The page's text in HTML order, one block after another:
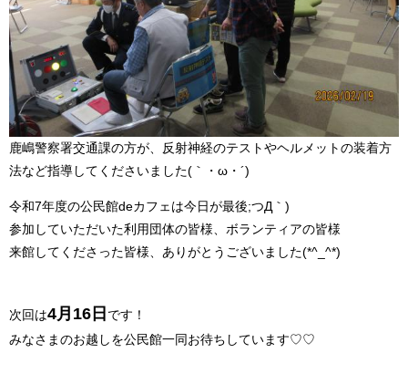
鹿嶋警察署交通課の方が、反射神経のテストやヘルメットの装着方
法など指導してくださいました(｀・ω・´)ゞ
令和7年度の公民館deカフェは今日が最後;つД｀)
参加していただいた利用団体の皆様、ボランティアの皆様
来館してくださった皆様、ありがとうございました(*^_^*)
次回は4月16日 です！
みなさまのお越しを公民館一同お待ちしています♡♡